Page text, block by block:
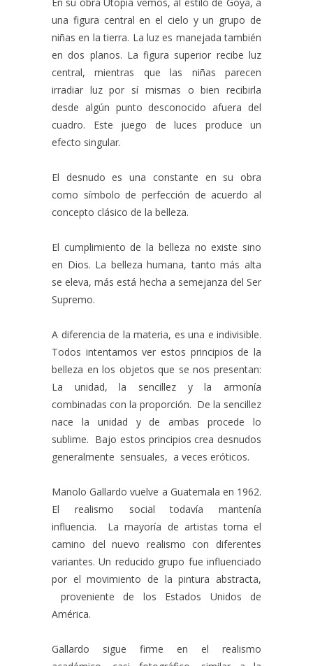
una figura central en el cielo y un grupo de
niñas en la tierra. La luz es manejada también
en dos planos. La figura superior recibe luz
central, mientras que las niñas parecen
irradiar luz por sí mismas o bien recibirla
desde algún punto desconocido afuera del
cuadro. Este juego de luces produce un
efecto singular.
El desnudo es una constante en su obra
como símbolo de perfección de acuerdo al
concepto clásico de la belleza.
El cumplimiento de la belleza no existe sino
en Dios. La belleza humana, tanto más alta
se eleva, más está hecha a semejanza del Ser
Supremo.
A diferencia de la materia, es una e indivisible.
Todos intentamos ver estos principios de la
belleza en los objetos que se nos presentan:
La unidad, la sencillez y la armonía
combinadas con la proporción. De la sencillez
nace la unidad y de ambas procede lo
sublime. Bajo estos principios crea desnudos
generalmente sensuales, a veces eróticos.
Manolo Gallardo vuelve a Guatemala en 1962.
El realismo social todavía mantenía
influencia. La mayoría de artistas toma el
camino del nuevo realismo con diferentes
variantes. Un reducido grupo fue influenciado
por el movimiento de la pintura abstracta,
proveniente de los Estados Unidos de
América.
Gallardo sigue firme en el realismo